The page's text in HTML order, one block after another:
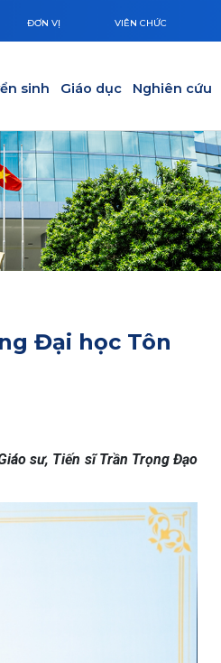
ĐƠN VỊ VIÊN CHỨC
sinh Giáo dục Nghiên cứu
Đại học Tôn
sư, Tiến sĩ Trần Trọng Đạo